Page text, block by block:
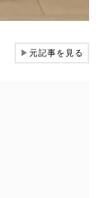
▶元記事を見る